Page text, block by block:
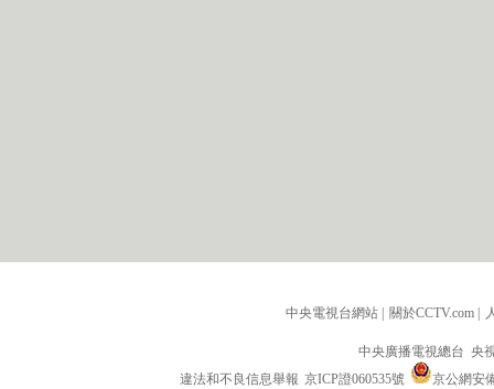
中央電視台網站 | 關於CCTV.com |
中央廣播電視總台 央
違法和不良信息舉報 京ICP證060535號
京公網安